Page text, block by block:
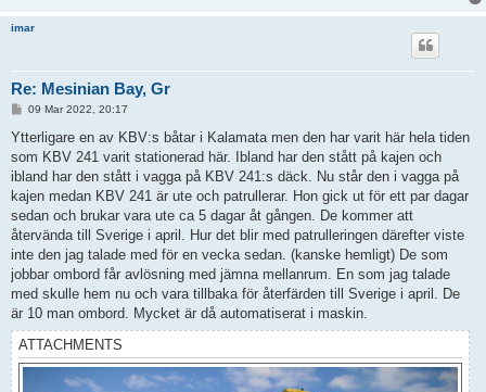
imar
Re: Mesinian Bay, Gr
P
s
09 Mar 2022, 20:17
Ytterligare en av KBV:s båtar i Kalamata men den har varit här hela tiden
som KBV 241 varit stationerad här. Ibland har den stått på kajen och
ibland har den stått i vagga på KBV 241:s däck. Nu står den i vagga på
kajen medan KBV 241 är ute och patrullerar. Hon gick ut för ett par dagar
sedan och brukar vara ute ca 5 dagar åt gången. De kommer att
återvända till Sverige i april. Hur det blir med patrulleringen därefter viste
inte den jag talade med för en vecka sedan. (kanske hemligt) De som
jobbar ombord får avlösning med jämna mellanrum. En som jag talade
med skulle hem nu och vara tillbaka för återfärden till Sverige i april. De
är 10 man ombord. Mycket är då automatiserat i maskin.
ATTACHMENTS